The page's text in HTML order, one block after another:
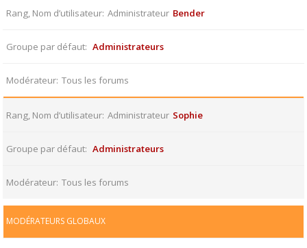
Rang, Nom d’utilisateur Administrateur Bender
Groupe par défaut Administrateurs
Modérateur Tous les forums
Rang, Nom d’utilisateur Administrateur Sophie
Groupe par défaut Administrateurs
Modérateur Tous les forums
MODÉRATEURS GLOBAUX